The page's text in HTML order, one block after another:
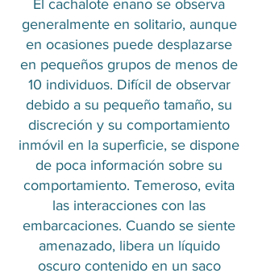
El cachalote enano se observa
generalmente en solitario, aunque
en ocasiones puede desplazarse
en pequeños grupos de menos de
10 individuos. Difícil de observar
debido a su pequeño tamaño, su
discreción y su comportamiento
inmóvil en la superficie, se dispone
de poca información sobre su
comportamiento. Temeroso, evita
las interacciones con las
embarcaciones. Cuando se siente
amenazado, libera un líquido
oscuro contenido en un saco